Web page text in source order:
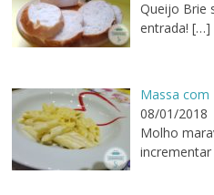
Queijo Brie
entrada! […]
Massa com
08/01/2018
Molho
incrementar